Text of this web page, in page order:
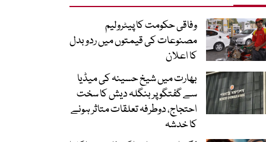
وفاقی حکومت کا پیٹرولیم
مصنوعات کی قیمتوں میں ردوبدل
کا اعلان
بھارت میں شیخ حسینہ کی میڈیا
سے گفتگو پر بنگلہ دیش کا سخت
احتجاج، دوطرفہ تعلقات متاثر ہونے
کا خدشہ